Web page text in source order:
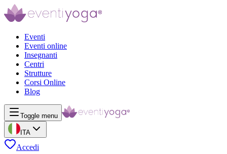
Eventi
Eventi online
Insegnanti
Centri
Strutture
Corsi Online
Blog
Toggle menu
ITA
Accedi